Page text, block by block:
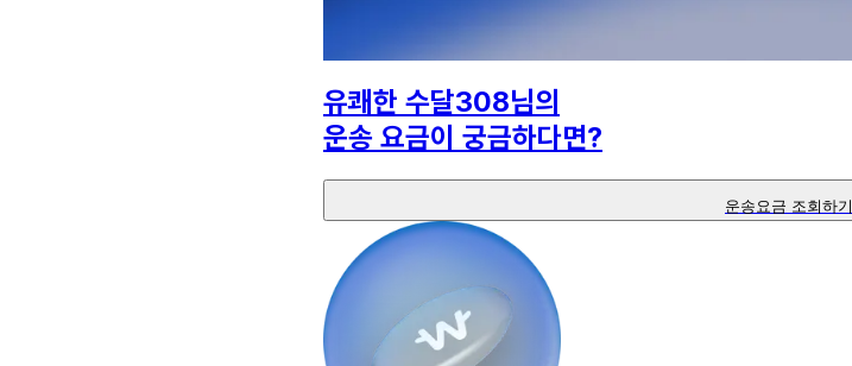
유쾌한 수달308님의
운송 요금이 궁금하다면?
운송요금 조회하기